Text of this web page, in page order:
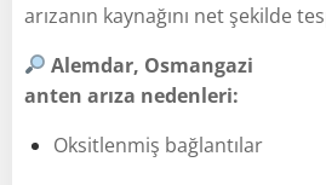
arızanın kaynağını net şekilde
Alemdar, Osmangazi
anten arıza nedenleri:
Oksitlenmiş bağlantılar